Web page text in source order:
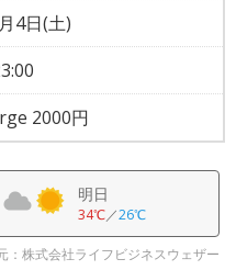
4日(土)
2000円
明日
34℃／26℃
：株式会社ライフビジネスウェザー